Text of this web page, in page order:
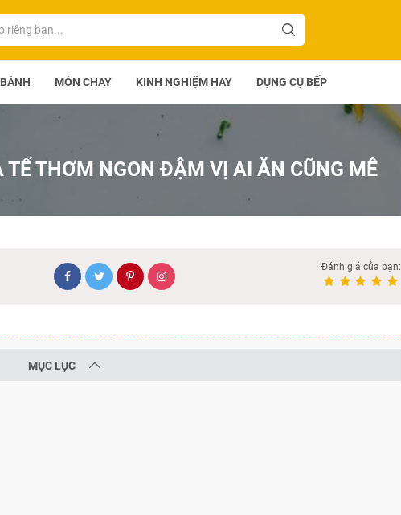
MÓN CHAY KINH NGHIỆM HAY DỤNG CỤ BẾP
TẾ THƠM NGON ĐẬM VỊ AI ĂN CŨNG MÊ
Đánh giá của bạn:
MỤC LỤC